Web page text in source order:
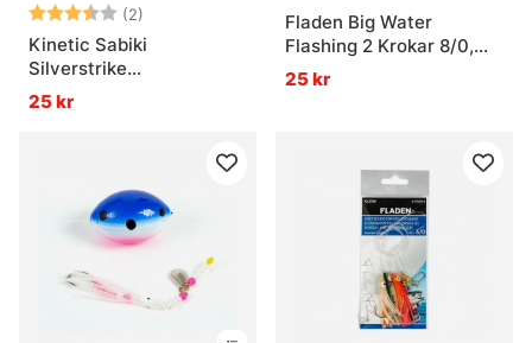
Betyg: (2)
3.5 utav 5 stjärnor
Kinetic Sabiki
Silverstrike
Fishskin/Flash
25 kr
Fladen Big Water
Flashing 2 Krokar 8/0,
Röd
25 kr